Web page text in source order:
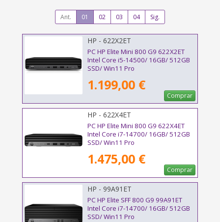
Ant. 01 02 03 04 Sig.
HP - 622X2ET
PC HP Elite Mini 800 G9 622X2ET
Intel Core i5-14500/ 16GB/ 512GB
SSD/ Win11 Pro
1.199,00 €
Comprar
HP - 622X4ET
PC HP Elite Mini 800 G9 622X4ET
Intel Core i7-14700/ 16GB/ 512GB
SSD/ Win11 Pro
1.475,00 €
Comprar
HP - 99A91ET
PC HP Elite SFF 800 G9 99A91ET
Intel Core i7-14700/ 16GB/ 512GB
SSD/ Win11 Pro